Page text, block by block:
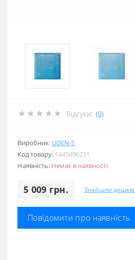
Відгуки: (0)
Виробник: UDEN-S
Код товару: 1445896231
Наявність: Немає в наявності
5 009 грн. Знайшли
Повідомити про наявність